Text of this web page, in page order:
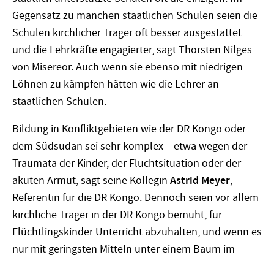
Gegensatz zu manchen staatlichen Schulen seien die
Schulen kirchlicher Träger oft besser ausgestattet
und die Lehrkräfte engagierter, sagt Thorsten Nilges
von Misereor. Auch wenn sie ebenso mit niedrigen
Löhnen zu kämpfen hätten wie die Lehrer an
staatlichen Schulen.
Bildung in Konfliktgebieten wie der DR Kongo oder
dem Südsudan sei sehr komplex – etwa wegen der
Traumata der Kinder, der Fluchtsituation oder der
akuten Armut, sagt seine Kollegin Astrid Meyer,
Referentin für die DR Kongo. Dennoch seien vor allem
kirchliche Träger in der DR Kongo bemüht, für
Flüchtlingskinder Unterricht abzuhalten, und wenn es
nur mit geringsten Mitteln unter einem Baum im